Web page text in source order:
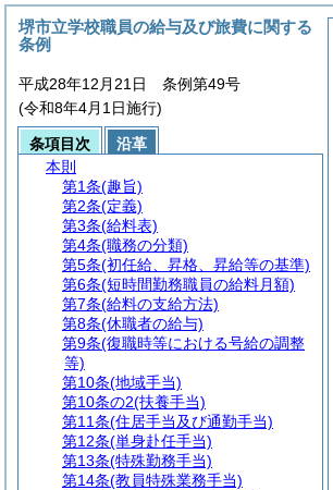
堺市立学校職員の給与及び旅費に関する
条例
平成28年12月21日 条例第49号
(令和8年4月1日施行)
条項目次
沿革
本則
第1条(趣旨)
第2条(定義)
第3条(給料表)
第4条(職務の分類)
第5条(初任給、昇格、昇給等の基準)
第6条(短時間勤務職員の給料月額)
第7条(給料の支給方法)
第8条(休職者の給与)
第9条(復職時等における号給の調整
等)
第10条(地域手当)
第10条の2(扶養手当)
第11条(住居手当及び通勤手当)
第12条(単身赴任手当)
第13条(特殊勤務手当)
第14条(教員特殊業務手当)